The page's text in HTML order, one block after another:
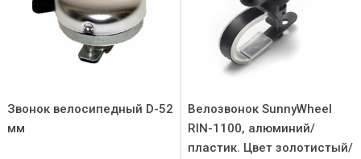
Звонок велосипедный D-52
мм
Велозвонок SunnyWheel
RIN-1100, алюминий/
пластик. Цвет золотистый/